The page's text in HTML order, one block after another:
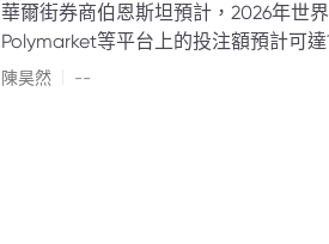
現顯著的單日反轉幅度，整體市場穩定性大幅下降。 * **經濟數據拉扯：**
縮貨幣政策預期升溫之間形成拉扯，加劇市場不確定性。 * **專家預
切換，投資者意見分歧程度處於極高水平。 * **聚焦聯準會：** 聯準會的利率決議及後續記者
華爾街券商伯恩斯坦預計，2026年世
Polymarket等平台上的投注額預計可
道、西班牙語轉播權以及對預測市場
陳昊然 --